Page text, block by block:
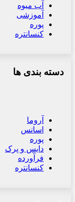
آب میوه
آموزشی
پوره
کنسانتره
دسته بندی ها
آروما
اسانس
پوره
دایس و پرک
فرآورده
کنسانتره